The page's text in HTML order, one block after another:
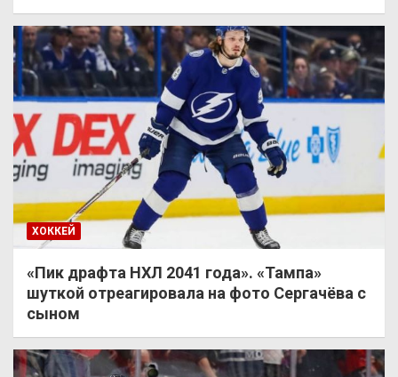
ХОККЕЙ
«Пик драфта НХЛ 2041 года». «Тампа»
шуткой отреагировала на фото Сергачёва с
сыном